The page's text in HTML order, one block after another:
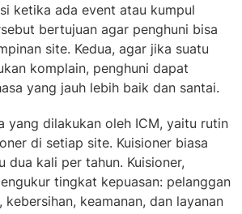
ketika ada event atau kumpul
bertujuan agar penghuni bisa
site. Kedua, agar jika suatu
komplain, penghuni dapat
yang jauh lebih baik dan santai.
yang dilakukan oleh ICM, yaitu rutin
di setiap site. Kuisioner biasa
dua kali per tahun. Kuisioner,
tingkat kepuasan: pelanggan
kebersihan, keamanan, dan layanan